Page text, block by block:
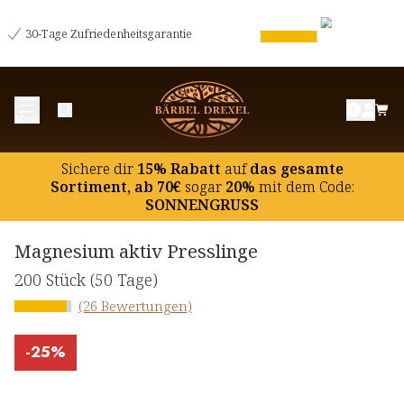
30-Tage Zufriedenheitsgarantie
Sichere dir15% Rabatt aufdas gesamte
Sortiment, ab 70€ sogar20% mit dem Code:
SONNENGRUSS
Magnesium aktiv Presslinge
200 Stück (50 Tage)
(26 Bewertungen)
-25%